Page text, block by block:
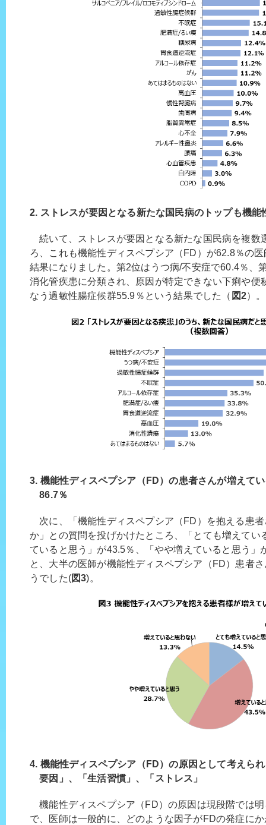
2. ストレスが要因となる新たな国民病のトップも機能
続いて、ストレスが要因となる新たな国民病を複数
ろ、これも機能性ディスペプシア（FD）が62.8％の
結果になりました。第2位はうつ病/不安症で60.4％、
消化管疾患に分類され、原因が特定できない下痢や便
なう過敏性腸症候群55.9％という結果でした（ 図2）。
3. 機能性ディスペプシア（FD）の患者さんが増えて
86.7％
次に、「機能性ディスペプシア（FD）を抱える患
か」との質問を投げかけたところ、「とても増えてい
ていると思う」が43.5％、「やや増えていると思う」
と、大半の医師が機能性ディスペプシア（FD）患者
うでした(図3)。
4. 機能性ディスペプシア（FD）の原因として考えら
要因」、「生活習慣」、「ストレス」
機能性ディスペプシア（FD）の原因は現段階では
で、医師は一般的に、どのような因子がFDの発症に